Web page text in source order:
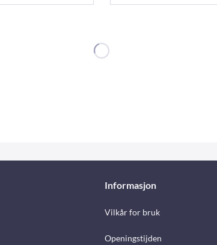
Informasjon
Vilkår for bruk
Openingstijden